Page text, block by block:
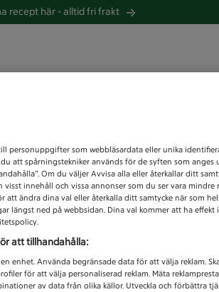
recept här -alltid fri frakt
Unknown error
personuppgifter som webbläsardata eller unika
att spårningstekniker används för de syften som anges
Om du väljer Avvisa alla eller återkallar ditt
visst innehåll och vissa annonser som du ser vara mindre
att ändra dina val eller återkalla ditt samtycke när som
längst ned på webbsidan. Dina val kommer att ha effekt
att tillhandahålla:
enhet. Använda begränsade data för att välja reklam.
för att välja personaliserad reklam. Mäta
av data från olika källor. Utveckla och förbättra